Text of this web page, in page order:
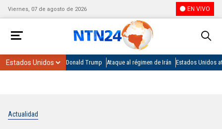
Viernes, 07 de agosto de 2026 EN VIVO
Donald Trump Ataque al régimen de Irán Estados Unidos
Actualidad